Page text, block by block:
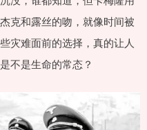
克和露丝的吻，就像时间被
灾难面前的选择，真的让人
不是生命的常态？